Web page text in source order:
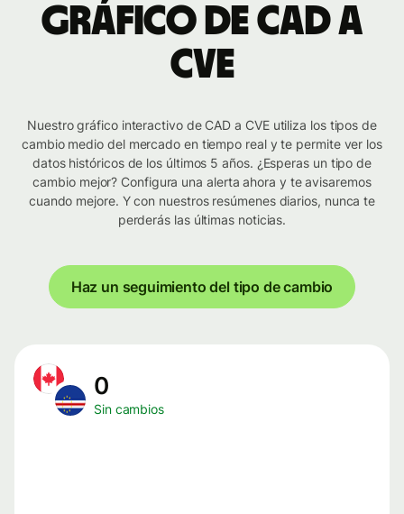
Gráfico de CAD a
CVE
Nuestro gráfico interactivo de CAD a CVE utiliza los tipos de
cambio medio del mercado en tiempo real y te permite ver los
datos históricos de los últimos 5 años. ¿Esperas un tipo de
cambio mejor? Configura una alerta ahora y te avisaremos
cuando mejore. Y con nuestros resúmenes diarios, nunca te
perderás las últimas noticias.
Haz un seguimiento del tipo de cambio
0
Sin cambios